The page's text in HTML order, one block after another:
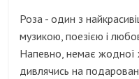
Роза - один з
музикою, поезією і
Напевно, немає жодної
дивлячись на